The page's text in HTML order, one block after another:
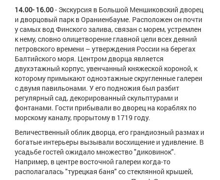
14.00- 16.00- Экскурсия в Большой Меншиковский дворец
и дворцовый парк в Ораниенбауме. Расположен он почти
у самых вод Финского залива, связан с морем, устремлен
к нему, словно олицетворение главной цели всех деяний
петровского времени – утверждения России на берегах
Балтийского моря. Центром дворца является
двухэтажный корпус, увенчанный княжеской короной, к
которому примыкают одноэтажные скругленные галереи
с двумя павильонами. У его подножия был разбит
регулярный сад, декорированный скульптурами и
фонтанами. Гости прибывали во дворец на кораблях по
морскому каналу, прорытому в 1719 году.
Величественный облик дворца, его грандиозный размах и
богатые интерьеры вызывали восхищение и удивление. В
усадьбе гостей ожидало множество "диковинок".
Например, в центре восточной галереи когда-то
располагалась "турецкая баня" со стеклянной крышей,